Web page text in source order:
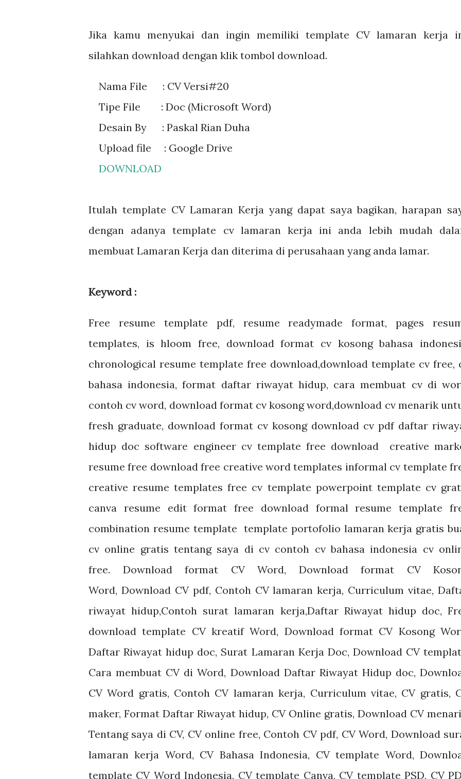
Jika kamu menyukai dan ingin memiliki template CV lamaran kerja
silahkan download dengan klik tombol download.
Nama File : CV Versi#20
Tipe File : Doc (Microsoft Word)
Desain By : Paskal Rian Duha
Upload file : Google Drive
DOWNLOAD
Itulah template CV Lamaran Kerja yang dapat saya bagikan, harapan
dengan adanya template cv lamaran kerja ini anda lebih mudah
membuat Lamaran Kerja dan diterima di perusahaan yang anda lamar.
Keyword :
Free resume template pdf, resume readymade format, pages
templates, is hloom free, download format cv kosong bahasa
chronological resume template free download,download template cv free,
bahasa indonesia, format daftar riwayat hidup, cara membuat cv di
contoh cv word, download format cv kosong word,download cv menarik
fresh graduate, download format cv kosong download cv pdf daftar
hidup doc software engineer cv template free download creative
resume free download free creative word templates informal cv template
creative resume templatesfree cv template powerpoint template cv
canva resume edit format free download formal resume template
combination resume templatetemplate portofolio lamaran kerja gratis
cv online gratis tentang saya di cv contoh cv bahasa indonesia cv
free. Download format CV Word, Download format CV
Word, Download CV pdf, Contoh CV lamaran kerja, Curriculum vitae,
riwayat hidup,Contoh surat lamaran kerja,Daftar Riwayat hidup doc,
download template CV kreatif Word, Download format CV Kosong
Daftar Riwayat hidup doc, Surat Lamaran Kerja Doc, Download CV
Cara membuat CV di Word, Download Daftar Riwayat Hidup doc,
CV Word gratis, Contoh CV lamaran kerja, Curriculum vitae, CV gratis,
maker, Format Daftar Riwayat hidup, CV Online gratis, Download CV
Tentang saya di CV, CV online free, Contoh CV pdf, CV Word, Download
lamaran kerja Word, CV Bahasa Indonesia, CV template Word,
template CV Word Indonesia, CV template Canva, CV template PSD, CV